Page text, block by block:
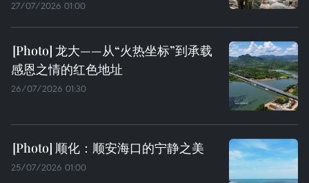
27/07/2026 01:00
龙大——从“火热坐标”到承载
感恩之情的红色地址
26/07/2026 01:30
顺化：顺安海口的宁静之美
25/07/2026 01:00